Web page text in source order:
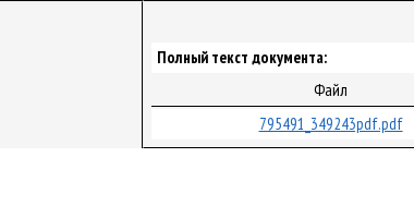
Полный текст документа:
Файл
795491_349243pdf.pdf